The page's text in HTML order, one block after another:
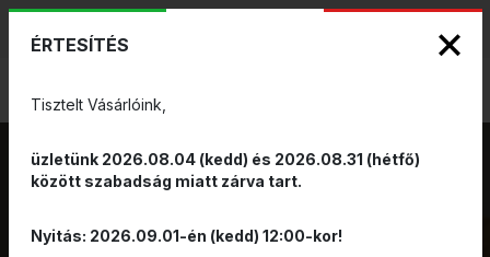
HUN
GRAVEL
CYCLOCROSS
ÉRTESÍTÉS
Tisztelt Vásárlóink,
üzletünk 2026.08.04 (kedd) és 2026.08.31 (hétfő)
között szabadság miatt zárva tart.
Nyitás: 2026.09.01-én (kedd) 12:00-kor!